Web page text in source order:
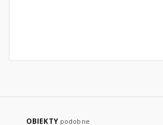
OBIEKTY podobne